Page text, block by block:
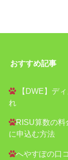
おすすめ記事
【DWE】デ
れ
RISU算数の料
に申込む方法
へやすぽの口